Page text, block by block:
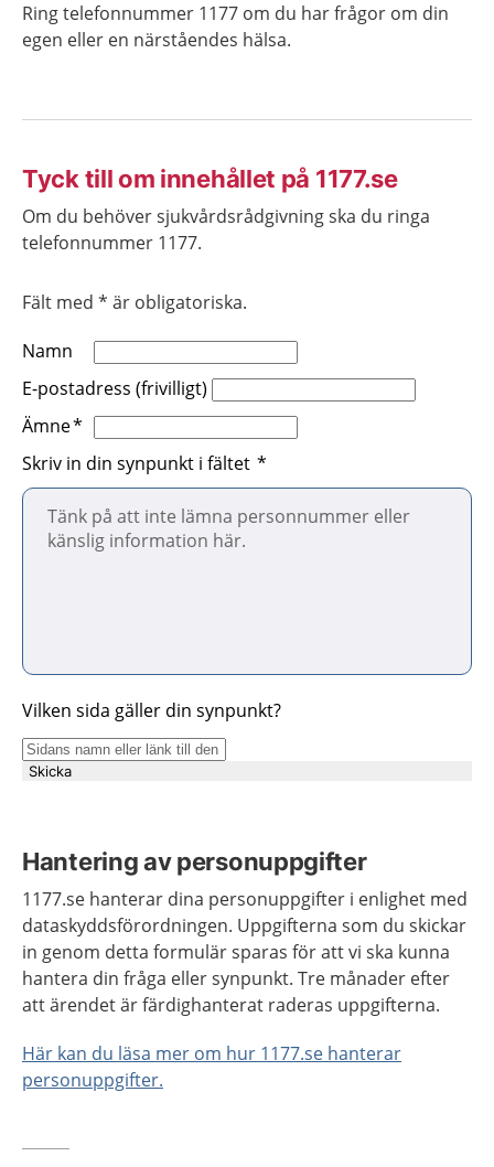
Ring telefonnummer 1177 om du har frågor om din
egen eller en närståendes hälsa.
Tyck till om innehållet på 1177.se
Om du behöver sjukvårdsrådgivning ska du ringa
telefonnummer 1177.
Fält med * är obligatoriska.
Namn
E-postadress (frivilligt)
Ämne
Skriv in din synpunkt i fältet
Vilken sida gäller din synpunkt?
Skicka
Hantering av personuppgifter
1177.se hanterar dina personuppgifter i enlighet med
dataskyddsförordningen. Uppgifterna som du skickar
in genom detta formulär sparas för att vi ska kunna
hantera din fråga eller synpunkt. Tre månader efter
att ärendet är färdighanterat raderas uppgifterna.
Här kan du läsa mer om hur 1177.se hanterar
personuppgifter.